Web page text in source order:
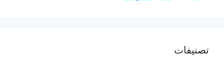
تصنيفات